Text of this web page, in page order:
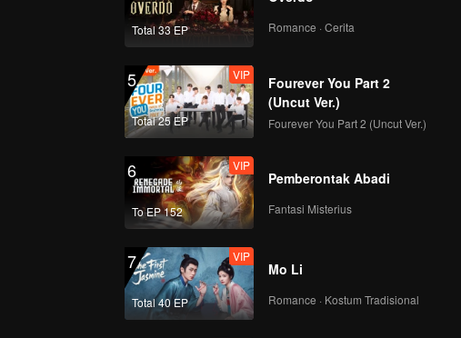
Total 33 EP Romance · Cerita
5
Total 25 EP
VIP
Fourever You Part 2
(Uncut Ver.)
Fourever You Part 2 (Uncut Ver.)
6
To EP 152
VIP
Pemberontak Abadi
Fantasi Misterius
7
Total 40 EP
VIP
Mo Li
Romance · Kostum Tradisional